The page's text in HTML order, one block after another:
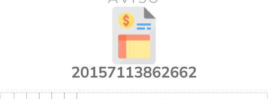
20157113862662